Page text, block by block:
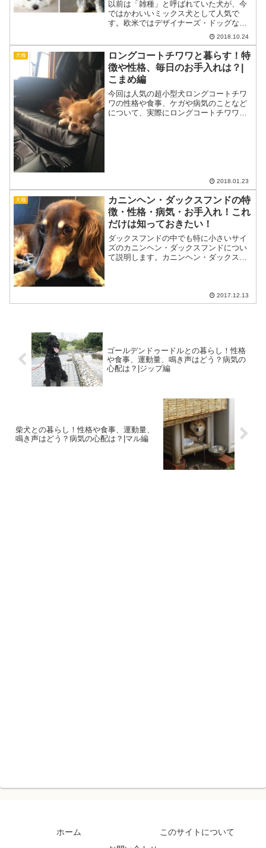
以前は「雑種」と呼ばれていた犬が、今
ではかわいいミックス犬として人気で
す。欧米ではデザイナーズ・ドッグなど
と呼ばれ、希少性の高い犬としてブラン
ド化している犬種もあるとか。現在のミ
ックス犬は、純血犬種の特徴や容姿のか
わいらしさを組み合わせ、“...
2018.10.24
犬種
ロングコートチワワと暮らす！特
徴や性格、毎日のお手入れは？|
こまめ編
今回は人気の超小型犬ロングコートチワ
ワの性格や食事、ケガや病気のことなど
について、実際にロングコートチワワと
2018.01.23
犬種
カニンヘン・ダックスフンドの特
徴・性格・病気・お手入れ！これ
だけは知っておきたい！
ダックスフンドの中でも特に小さいサイ
ズのカニンヘン・ダックスフンドについ
て説明します。カニンヘン・ダックスフ
2017.12.13
ゴールデンドゥードルとの暮らし！性格
や食事、運動量、鳴き声はどう？病気の
心配は？|ジップ編
柴犬との暮らし！性格や食事、運動量、
鳴き声はどう？病気の心配は？|マル編
ホーム
このサイトについて